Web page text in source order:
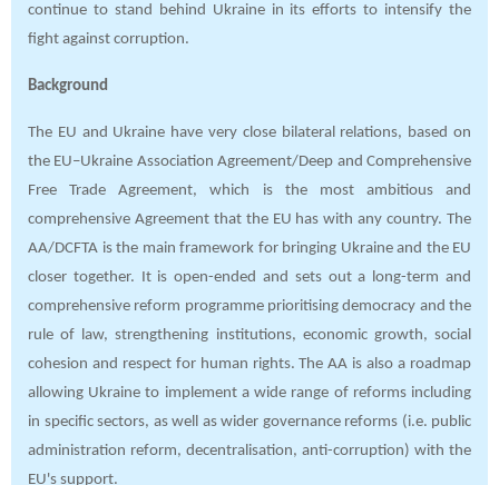
continue to stand behind Ukraine in its efforts to intensify the
fight against corruption.
Background
The EU and Ukraine have very close bilateral relations, based on
the EU–Ukraine Association Agreement/Deep and Comprehensive
Free Trade Agreement, which is the most ambitious and
comprehensive Agreement that the EU has with any country. The
AA/DCFTA is the main framework for bringing Ukraine and the EU
closer together. It is open-ended and sets out a long-term and
comprehensive reform programme prioritising democracy and the
rule of law, strengthening institutions, economic growth, social
cohesion and respect for human rights. The AA is also a roadmap
allowing Ukraine to implement a wide range of reforms including
in specific sectors, as well as wider governance reforms (i.e. public
administration reform, decentralisation, anti-corruption) with the
EU's support.